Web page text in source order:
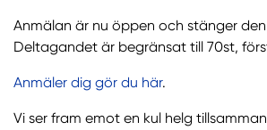
Anmälan är nu öppen och stänger
Deltagandet är begränsat till 70st,
Anmäler dig gör du här.
Vi ser fram emot en kul helg